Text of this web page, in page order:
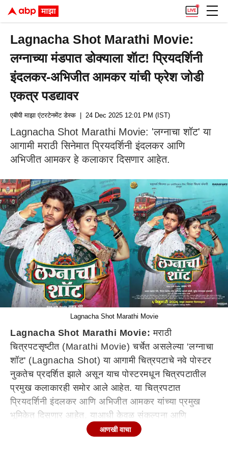
Lagnacha Shot Marathi Movie:
लग्नाच्या मंडपात डोक्याला शॅाट! प्रियदर्शिनी
इंदलकर-अभिजीत आमकर यांची फ्रेश जोडी
एकत्र पडद्यावर
एबीपी माझा एंटरटेनमेंट डेस्क | 24 Dec 2025 12:01 PM (IST)
Lagnacha Shot Marathi Movie: 'लग्नाचा शॉट' या
आगामी मराठी सिनेमात प्रियदर्शिनी इंदलकर आणि
अभिजीत आमकर हे कलाकार दिसणार आहेत.
Lagnacha Shot Marathi Movie
Lagnacha Shot Marathi Movie: मराठी
चित्रपटसृष्टीत (Marathi Movie) चर्चेत असलेल्या 'लग्नाचा
शॉट' (Lagnacha Shot) या आगामी चित्रपटाचे नवे पोस्टर
नुकतेच प्रदर्शित झाले असून याच पोस्टरमधून चित्रपटातील
प्रमुख कलाकारही समोर आले आहेत. या चित्रपटात
प्रियदर्शिनी इंदलकर आणि अभिजीत आमकर यांच्या प्रमुख
भूमिकेत दिसणार आहेत. याआधी केवळ संकल्पना आणि
शीर्षकामुळे उत्सुकता निर्माण करणाऱ्या या चित्रपटाने आता
आणखी वाचा